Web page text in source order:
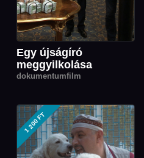
Egy újságíró
meggyilkolása
dokumentumfilm
1 200 FT